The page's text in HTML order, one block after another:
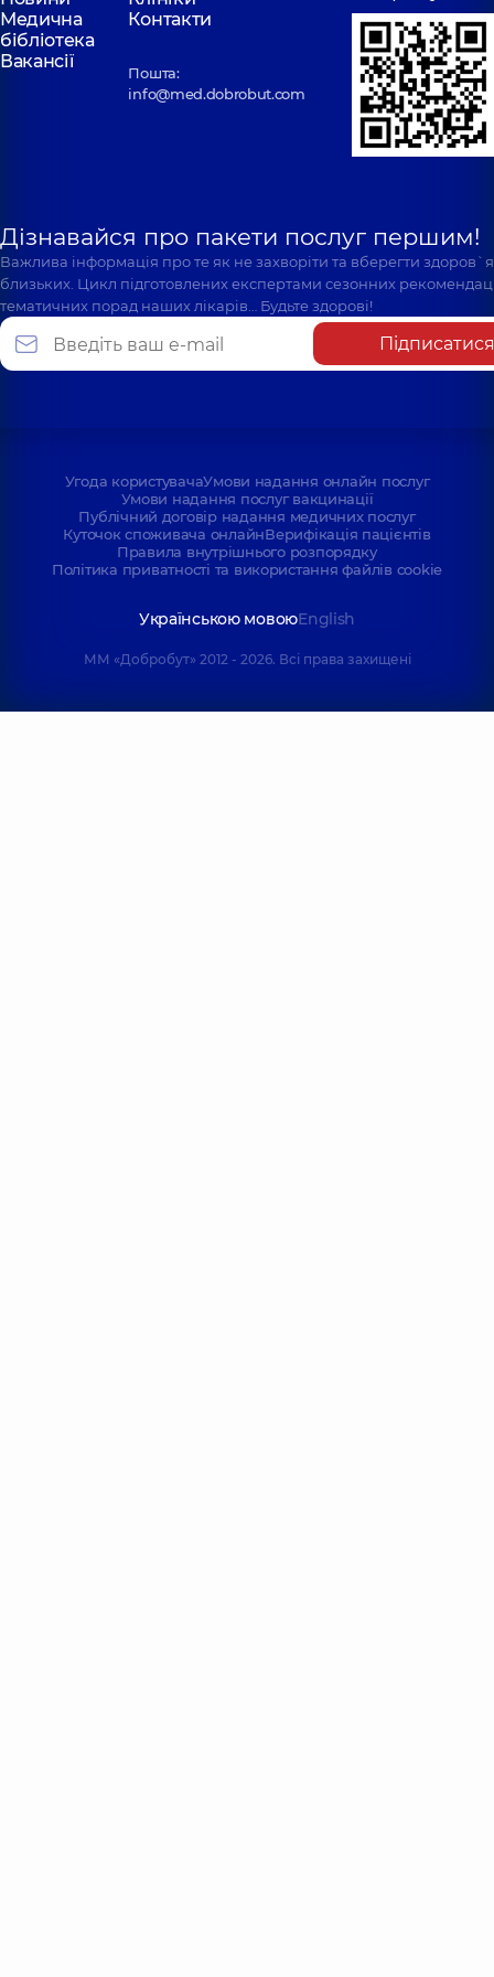
Медична
бібліотека
Контакти
Вакансії
Пошта:
info@med.dobrobut.com
Дізнавайся про пакети послуг першим!
Важлива інформація про те як не захворіти та вберегти
близьких. Цикл підготовлених експертами сезонних
тематичних порад наших лікарів… Будьте здорові!
Підписатися
Угода користувачаУмови надання онлайн послуг
Умови надання послуг вакцинації
Публічний договір надання медичних послуг
Куточок споживача онлайнВерифікація пацієнтів
Правила внутрішнього розпорядку
Політика приватності та використання файлів cookie
Українською мовоюEnglish
ММ «Добробут» 2012 - 2026. Всі права захищені